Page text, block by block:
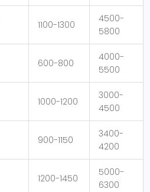
1100-1300
4500-
5800
600-800
4000-
5500
1000-1200
3000-
4500
900-1150
3400-
4200
1200-1450
5000-
6300